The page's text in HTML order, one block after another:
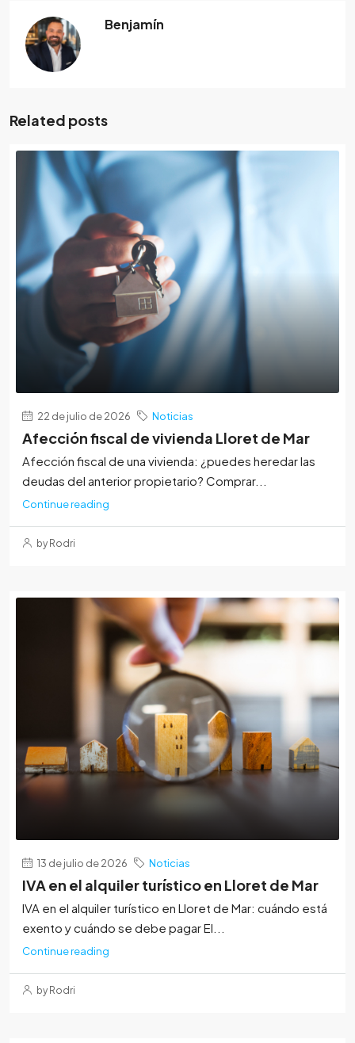
Benjamín
Related posts
22 de julio de 2026 Noticias
Afección fiscal de vivienda Lloret de Mar
Afección fiscal de una vivienda: ¿puedes heredar las
deudas del anterior propietario? Comprar...
Continue reading
by Rodri
13 de julio de 2026 Noticias
IVA en el alquiler turístico en Lloret de Mar
IVA en el alquiler turístico en Lloret de Mar: cuándo está
exento y cuándo se debe pagar El...
Continue reading
by Rodri